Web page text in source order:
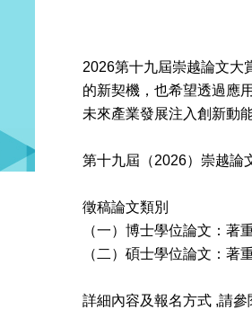
2026第十九屆崇越論文大
的新契機，也希望透過應
未來產業發展注入創新動
第十九屆（2026）崇越論
徵稿論文類別
（一）博士學位論文：著
（二）碩士學位論文：著
詳細內容及報名方式 ,請參